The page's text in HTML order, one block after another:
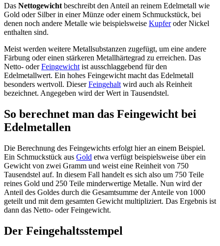
Das Nettogewicht beschreibt den Anteil an reinem Edelmetall wie
Gold oder Silber in einer Münze oder einem Schmuckstück, bei
denen noch andere Metalle wie beispielsweise Kupferoder Nickel
enthalten sind.
Meist werden weitere Metallsubstanzen zugefügt, um eine andere
Färbung oder einen stärkeren Metallhärtegrad zu erreichen. Das
Netto- oderFeingewicht ist ausschlaggebend für den
Edelmetallwert. Ein hohes Feingewicht macht das Edelmetall
besonders wertvoll. DieserFeingehalt wird auch als Reinheit
bezeichnet. Angegeben wird der Wert in Tausendstel.
So berechnet man das Feingewicht bei
Edelmetallen
Die Berechnung des Feingewichts erfolgt hier an einem Beispiel.
Ein Schmuckstück aus Gold etwa verfügt beispielsweise über ein
Gewicht von zwei Gramm und weist eine Reinheit von 750
Tausendstel auf. In diesem Fall handelt es sich also um 750 Teile
reines Gold und 250 Teile minderwertige Metalle. Nun wird der
Anteil des Goldes durch die Gesamtsumme der Anteile von 1000
geteilt und mit dem gesamten Gewicht multipliziert. Das Ergebnis ist
dann das Netto- oder Feingewicht.
Der Feingehaltsstempel